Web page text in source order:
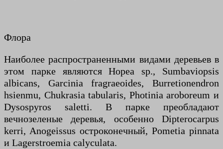
Флора
Наиболее распространенными видами деревьев в
этом парке являются Hopea sp., Sumbaviopsis
albicans, Garcinia fragraeoides, Burretionendron
hsienmu, Chukrasia tabularis, Photinia aroboreum и
Dysospyros saletti. В парке преобладают
вечнозеленые деревья, особенно Dipterocarpus
kerri, Anogeissus остроконечный, Pometia pinnata
и Lagerstroemia calyculata.